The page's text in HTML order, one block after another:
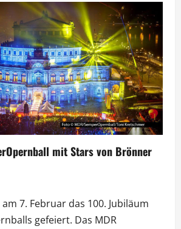
New
Festival
mit Stars von Brönner
7. Februar das 100. Jubiläum
gefeiert. Das MDR